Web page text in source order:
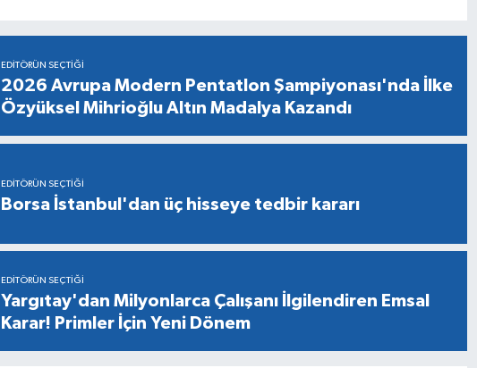
EDITÖRÜN SEÇTIĞI
2026 Avrupa Modern Pentatlon Şampiyonası'nda İlke
Özyüksel Mihrioğlu Altın Madalya Kazandı
EDITÖRÜN SEÇTIĞI
Borsa İstanbul'dan üç hisseye tedbir kararı
EDITÖRÜN SEÇTIĞI
Yargıtay'dan Milyonlarca Çalışanı İlgilendiren Emsal
Karar! Primler İçin Yeni Dönem